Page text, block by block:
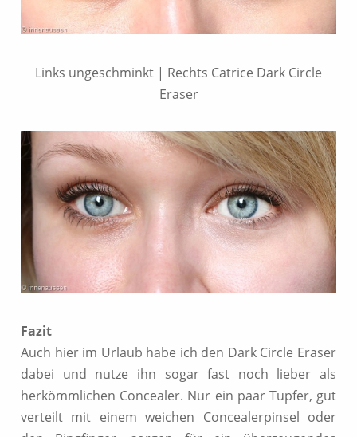
Links ungeschminkt | Rechts Catrice Dark Circle
Eraser
Fazit
Auch hier im Urlaub habe ich den Dark Circle Eraser
dabei und nutze ihn sogar fast noch lieber als
herkömmlichen Concealer. Nur ein paar Tupfer, gut
verteilt mit einem weichen Concealerpinsel oder